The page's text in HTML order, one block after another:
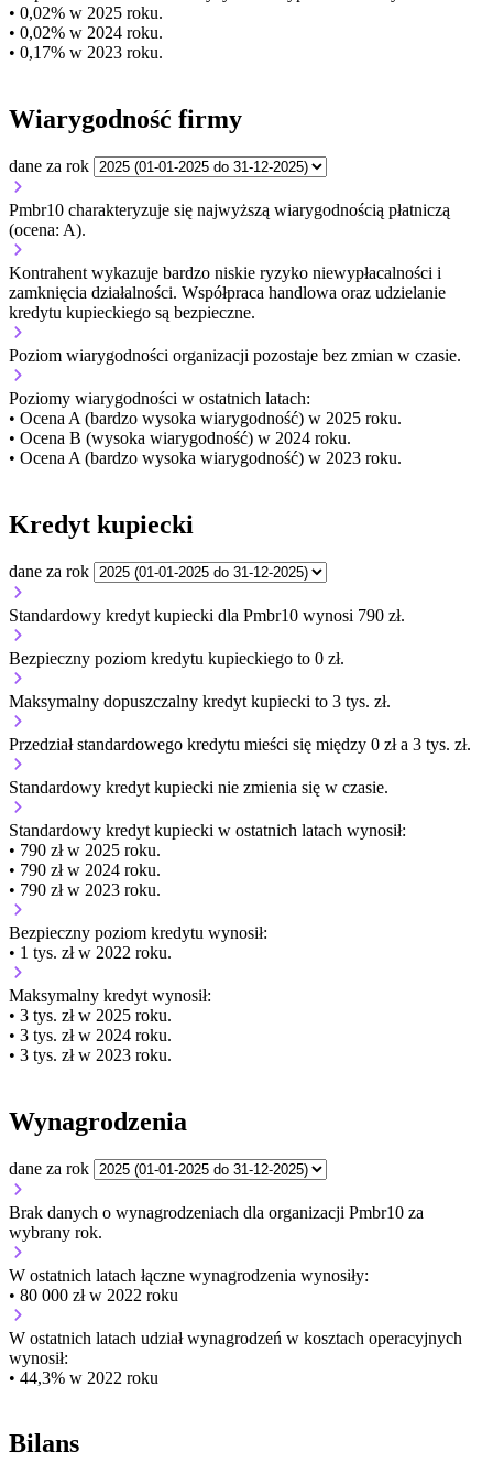
• 0,02% w 2025 roku.
• 0,02% w 2024 roku.
• 0,17% w 2023 roku.
Wiarygodność firmy
dane za rok
Pmbr10 charakteryzuje się najwyższą wiarygodnością płatniczą
(ocena: A).
Kontrahent wykazuje bardzo niskie ryzyko niewypłacalności i
zamknięcia działalności. Współpraca handlowa oraz udzielanie
kredytu kupieckiego są bezpieczne.
Poziom wiarygodności organizacji pozostaje bez zmian w czasie.
Poziomy wiarygodności w ostatnich latach:
• Ocena A (bardzo wysoka wiarygodność) w 2025 roku.
• Ocena B (wysoka wiarygodność) w 2024 roku.
• Ocena A (bardzo wysoka wiarygodność) w 2023 roku.
Kredyt kupiecki
dane za rok
Standardowy kredyt kupiecki dla Pmbr10 wynosi 790 zł.
Bezpieczny poziom kredytu kupieckiego to 0 zł.
Maksymalny dopuszczalny kredyt kupiecki to 3 tys. zł.
Przedział standardowego kredytu mieści się między 0 zł a 3 tys. zł.
Standardowy kredyt kupiecki nie zmienia się w czasie.
Standardowy kredyt kupiecki w ostatnich latach wynosił:
• 790 zł w 2025 roku.
• 790 zł w 2024 roku.
• 790 zł w 2023 roku.
Bezpieczny poziom kredytu wynosił:
• 1 tys. zł w 2022 roku.
Maksymalny kredyt wynosił:
• 3 tys. zł w 2025 roku.
• 3 tys. zł w 2024 roku.
• 3 tys. zł w 2023 roku.
Wynagrodzenia
dane za rok
Brak danych o wynagrodzeniach dla organizacji Pmbr10 za
wybrany rok.
W ostatnich latach łączne wynagrodzenia wynosiły:
• 80 000 zł w 2022 roku
W ostatnich latach udział wynagrodzeń w kosztach operacyjnych
wynosił:
• 44,3% w 2022 roku
Bilans